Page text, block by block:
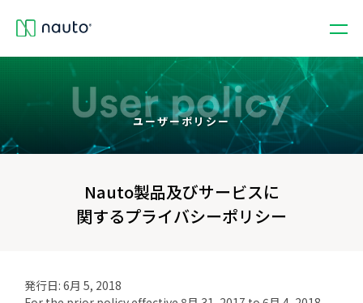
ユーザーポリシー
Nauto製品及びサービスに
関するプライバシーポリシー
発行日: 6月 5, 2018